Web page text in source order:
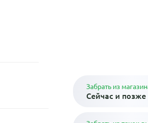
Забрать из
Сейчас и позже